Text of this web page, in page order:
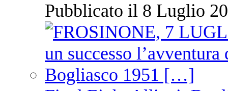
Pubblicato il 8 Luglio